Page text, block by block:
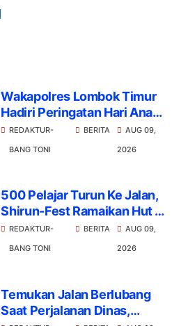
Wakapolres Lombok Timur
Hadiri Peringatan Hari Anak
Nasional Ke-42: Lingkungan
Aman Adalah Tanggung
REDAKTUR-
BANG TONI
BERITA
AUG 09,
2026
500 Pelajar Turun Ke Jalan,
Shirun-Fest Ramaikan Hut Ri
Ke-81 dengan Pengawalan
Ketat Polisi
REDAKTUR-
BANG TONI
BERITA
AUG 09,
2026
Temukan Jalan Berlubang
Saat Perjalanan Dinas,